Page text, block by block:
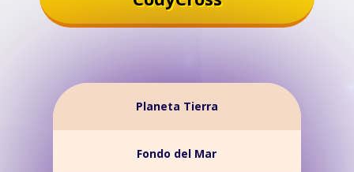
Planeta Tierra
Fondo del Mar